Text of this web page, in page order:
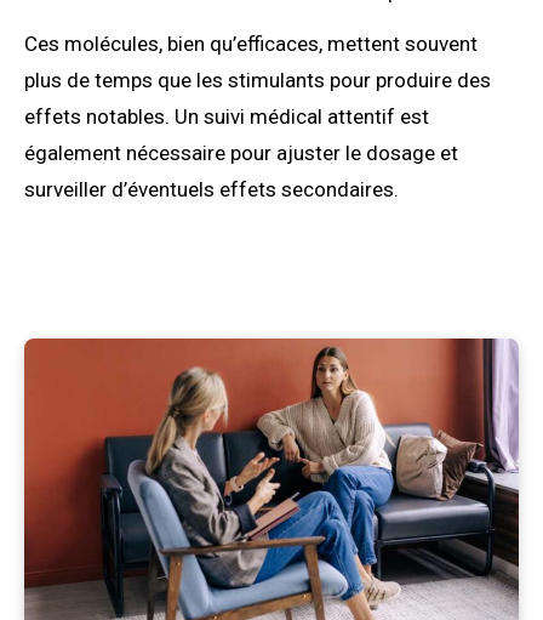
Ces molécules, bien qu’efficaces, mettent souvent
plus de temps que les stimulants pour produire des
effets notables. Un suivi médical attentif est
également nécessaire pour ajuster le dosage et
surveiller d’éventuels effets secondaires.